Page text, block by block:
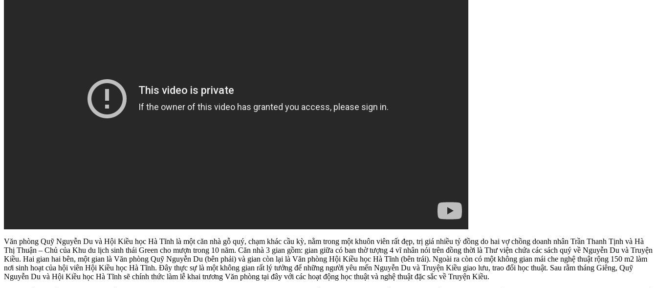
Văn phòng Quỹ Nguyễn Du và Hội Kiều học Hà Tĩnh là một căn nhà gỗ quý, chạm khác cầu kỳ, nằm trong một khuôn viên rất đẹp, trị giá nhiều tỷ đồng do hai vợ chồng doanh nhân Trần Thanh Tịnh và Hà
Thị Thuận – Chủ của Khu du lịch sinh thái Green cho mượn trong 10 năm. Căn nhà 3 gian gồm: gian giữa có ban thờ tượng 4 vĩ nhân nói trên đồng thời là Thư viện chứa các sách quý về Nguyễn Du và Truyện
Kiều. Hai gian hai bên, một gian là Văn phòng Quỹ Nguyễn Du (bên phải) và gian còn lại là Văn phòng Hội Kiều học Hà Tĩnh (bên trái). Ngoài ra còn có một không gian mái che nghệ thuật rộng 150 m2 làm
nơi sinh hoạt của hội viên Hội Kiều học Hà Tĩnh. Đây thực sự là một không gian rất lý tưởng để những người yêu mến Nguyễn Du và Truyện Kiều giao lưu, trao đổi học thuật. Sau rằm tháng Giêng, Quỹ
Nguyễn Du và Hội Kiều học Hà Tĩnh sẽ chính thức làm lễ khai trương Văn phòng tại đây với các hoạt động học thuật và nghệ thuật đặc sắc về Truyện Kiều.